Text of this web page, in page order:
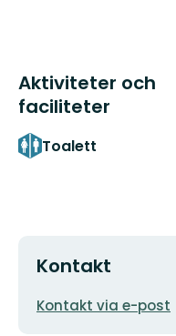
Aktiviteter och
faciliteter
Toalett
Kontakt
E-
Kontakt via e-post